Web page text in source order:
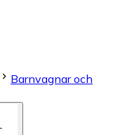
Barnvagnar och